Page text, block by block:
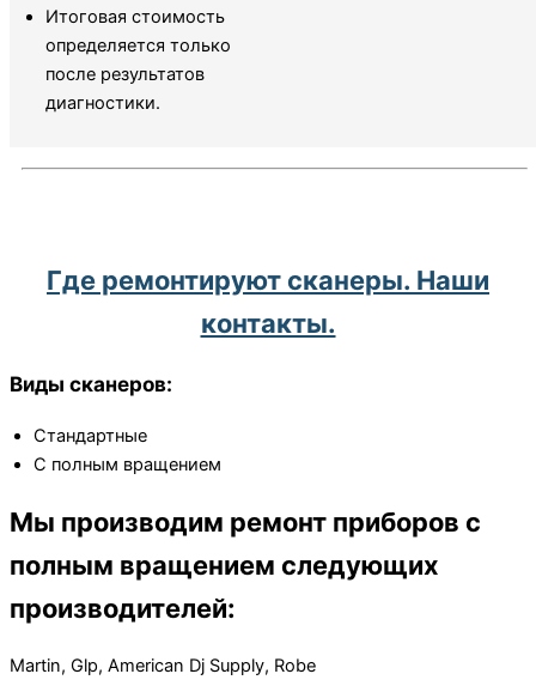
Итоговая стоимость
определяется только
после результатов
диагностики.
Где ремонтируют сканеры. Наши
контакты.
Виды сканеров:
Стандартные
С полным вращением
Мы производим ремонт приборов с
полным вращением следующих
производителей:
Martin, Glp, American Dj Supply, Robe